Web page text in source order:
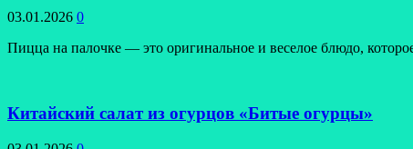
03.01.2026 0
Пицца на палочке — это оригинальное и веселое блюдо,
Китайский салат из огурцов «Битые огурцы»